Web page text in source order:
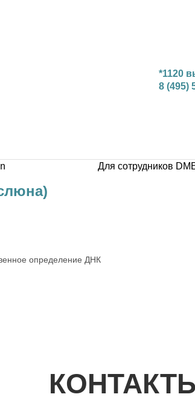
*1120
8 (495)
Для сотрудников
определение ДНК